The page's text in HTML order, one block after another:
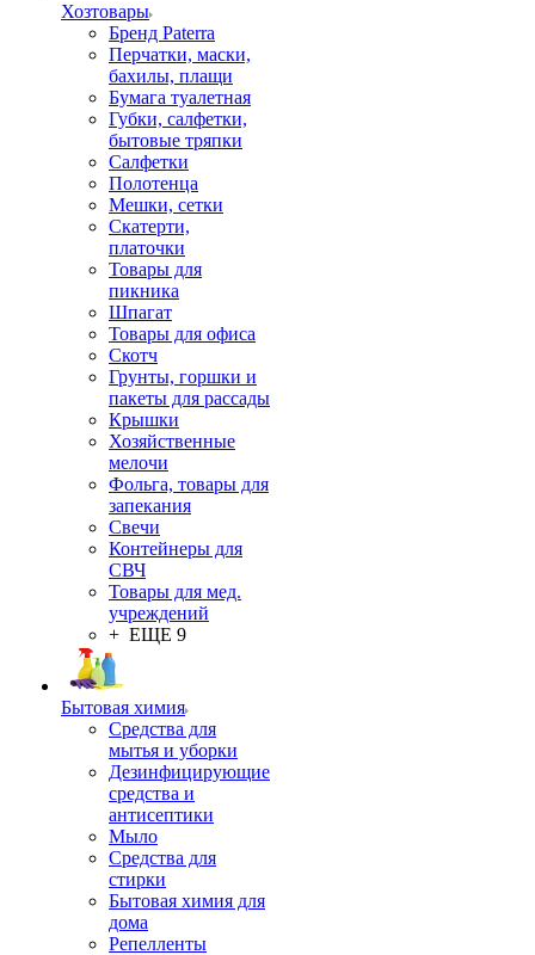
Хозтовары
Бренд Paterra
Перчатки, маски,
бахилы, плащи
Бумага туалетная
Губки, салфетки,
бытовые тряпки
Салфетки
Полотенца
Мешки, сетки
Скатерти,
платочки
Товары для
пикника
Шпагат
Товары для офиса
Скотч
Грунты, горшки и
пакеты для рассады
Крышки
Хозяйственные
мелочи
Фольга, товары для
запекания
Свечи
Контейнеры для
СВЧ
Товары для мед.
учреждений
+ ЕЩЕ 9
Бытовая химия
Средства для
мытья и уборки
Дезинфицирующие
средства и
антисептики
Мыло
Средства для
стирки
Бытовая химия для
дома
Репелленты